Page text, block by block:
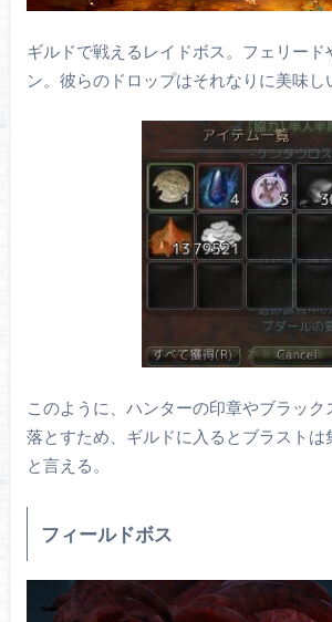
ギルドで戦えるレイドボス。フェリード
ン。彼らのドロップはそれなりに美味し
このように、ハンターの印章やブラック
落とすため、ギルドに入るとブラストは
と言える。
フィールドボス